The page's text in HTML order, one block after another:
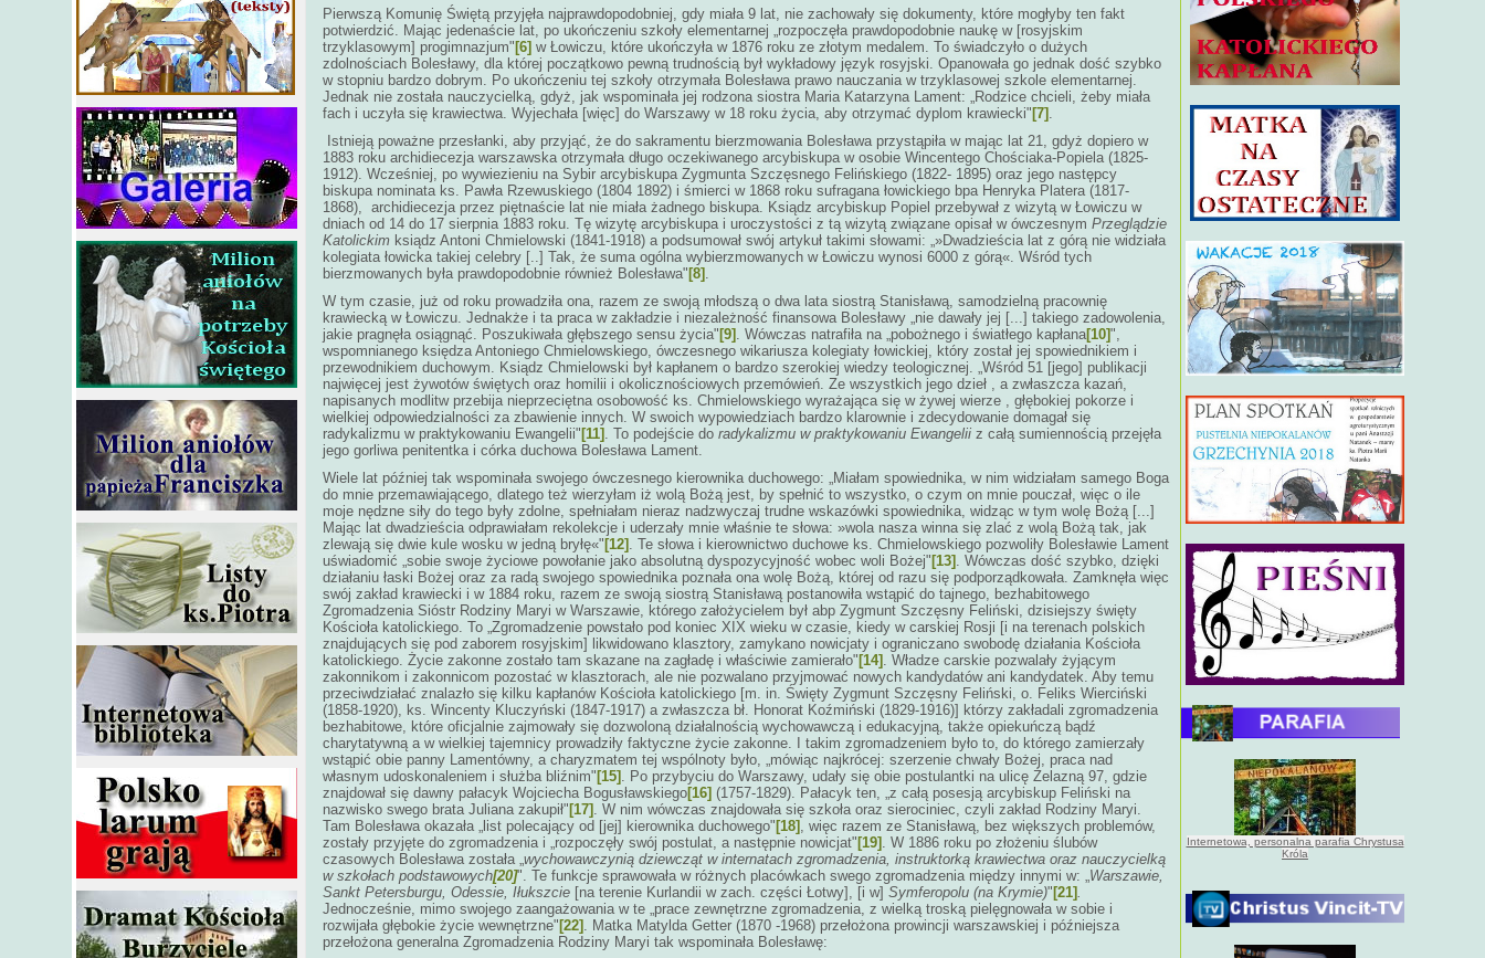
Pierwszą Komunię Świętą przyjęła najprawdopodobniej, gdy miała 9 lat, nie zachowały się dokumenty, które mogłyby ten fakt
potwierdzić. Mając jedenaście lat, po ukończeniu szkoły elementarnej „rozpoczęła prawdopodobnie naukę w [rosyjskim
trzyklasowym] progimnazjum" [6] w Łowiczu, które ukończyła w 1876 roku ze złotym medalem. To świadczyło o dużych
zdolnościach Bolesławy, dla której początkowo pewną trudnością był wykładowy język rosyjski. Opanowała go jednak dość szybko
w stopniu bardzo dobrym. Po ukończeniu tej szkoły otrzymała Bolesława prawo nauczania w trzyklasowej szkole elementarnej.
Jednak nie została nauczycielką, gdyż, jak wspominała jej rodzona siostra Maria Katarzyna Lament: „Rodzice chcieli, żeby miała
fach i uczyła się krawiectwa. Wyjechała [więc] do Warszawy w 18 roku życia, aby otrzymać dyplom krawiecki" [7] .
Istnieją poważne przesłanki, aby przyjąć, że do sakramentu bierzmowania Bolesława przystąpiła w mając lat 21, gdyż dopiero w
1883 roku archidiecezja warszawska otrzymała długo oczekiwanego arcybiskupa w osobie Wincentego Chościaka-Popiela (1825-
1912). Wcześniej, po wywiezieniu na Sybir arcybiskupa Zygmunta Szczęsnego Felińskiego (1822- 1895) oraz jego następcy
biskupa nominata ks. Pawła Rzewuskiego (1804 1892) i śmierci w 1868 roku sufragana łowickiego bpa Henryka Platera (1817-
1868), archidiecezja przez piętnaście lat nie miała żadnego biskupa. Ksiądz arcybiskup Popiel przebywał z wizytą w Łowiczu w
dniach od 14 do 17 sierpnia 1883 roku. Tę wizytę arcybiskupa i uroczystości z tą wizytą związane opisał w ówczesnym Przeglądzie
Katolickim ksiądz Antoni Chmielowski (1841-1918) a podsumował swój artykuł takimi słowami: „»Dwadzieścia lat z górą nie widziała
kolegiata łowicka takiej celebry [..] Tak, że suma ogólna wybierzmowanych w Łowiczu wynosi 6000 z górą«. Wśród tych
bierzmowanych była prawdopodobnie również Bolesława" [8] .
W tym czasie, już od roku prowadziła ona, razem ze swoją młodszą o dwa lata siostrą Stanisławą, samodzielną pracownię
krawiecką w Łowiczu. Jednakże i ta praca w zakładzie i niezależność finansowa Bolesławy „nie dawały jej [...] takiego zadowolenia,
jakie pragnęła osiągnąć. Poszukiwała głębszego sensu życia" [9] . Wówczas natrafiła na „pobożnego i światłego kapłana[10]",
wspomnianego księdza Antoniego Chmielowskiego, ówczesnego wikariusza kolegiaty łowickiej, który został jej spowiednikiem i
przewodnikiem duchowym. Ksiądz Chmielowski był kapłanem o bardzo szerokiej wiedzy teologicznej. „Wśród 51 [jego] publikacji
najwięcej jest żywotów świętych oraz homilii i okolicznościowych przemówień. Ze wszystkich jego dzieł , a zwłaszcza kazań,
napisanych modlitw przebija nieprzeciętna osobowość ks. Chmielowskiego wyrażająca się w żywej wierze , głębokiej pokorze i
wielkiej odpowiedzialności za zbawienie innych. W swoich wypowiedziach bardzo klarownie i zdecydowanie domagał się
radykalizmu w praktykowaniu Ewangelii" [11] . To podejście do radykalizmu w praktykowaniu Ewangeliiz całą sumiennością przejęła
jego gorliwa penitentka i córka duchowa Bolesława Lament.
Wiele lat później tak wspominała swojego ówczesnego kierownika duchowego: „Miałam spowiednika, w nim widziałam samego Boga
do mnie przemawiającego, dlatego też wierzyłam iż wolą Bożą jest, by spełnić to wszystko, o czym on mnie pouczał, więc o ile
moje nędzne siły do tego były zdolne, spełniałam nieraz nadzwyczaj trudne wskazówki spowiednika, widząc w tym wolę Bożą [...]
Mając lat dwadzieścia odprawiałam rekolekcje i uderzały mnie właśnie te słowa: »wola nasza winna się zlać z wolą Bożą tak, jak
zlewają się dwie kule wosku w jedną bryłę«" [12] . Te słowa i kierownictwo duchowe ks. Chmielowskiego pozwoliły Bolesławie Lament
uświadomić „sobie swoje życiowe powołanie jako absolutną dyspozycyjność wobec woli Bożej" [13] . Wówczas dość szybko, dzięki
działaniu łaski Bożej oraz za radą swojego spowiednika poznała ona wolę Bożą, której od razu się podporządkowała. Zamknęła więc
swój zakład krawiecki i w 1884 roku, razem ze swoją siostrą Stanisławą postanowiła wstąpić do tajnego, bezhabitowego
Zgromadzenia Sióstr Rodziny Maryi w Warszawie, którego założycielem był abp Zygmunt Szczęsny Feliński, dzisiejszy święty
Kościoła katolickiego. To „Zgromadzenie powstało pod koniec XIX wieku w czasie, kiedy w carskiej Rosji [i na terenach polskich
znajdujących się pod zaborem rosyjskim] likwidowano klasztory, zamykano nowicjaty i ograniczano swobodę działania Kościoła
katolickiego. Życie zakonne zostało tam skazane na zagładę i właściwie zamierało" [14] . Władze carskie pozwalały żyjącym
zakonnikom i zakonnicom pozostać w klasztorach, ale nie pozwalano przyjmować nowych kandydatów ani kandydatek. Aby temu
przeciwdziałać znalazło się kilku kapłanów Kościoła katolickiego [m. in. Święty Zygmunt Szczęsny Feliński, o. Feliks Wierciński
(1858-1920), ks. Wincenty Kluczyński (1847-1917) a zwłaszcza bł. Honorat Koźmiński (1829-1916)] którzy zakładali zgromadzenia
bezhabitowe, które oficjalnie zajmowały się dozwoloną działalnością wychowawczą i edukacyjną, także opiekuńczą bądź
charytatywną a w wielkiej tajemnicy prowadziły faktyczne życie zakonne. I takim zgromadzeniem było to, do którego zamierzały
wstąpić obie panny Lamentówny, a charyzmatem tej wspólnoty było, „mówiąc najkrócej: szerzenie chwały Bożej, praca nad
własnym udoskonaleniem i służba bliźnim" [15] . Po przybyciu do Warszawy, udały się obie postulantki na ulicę Żelazną 97, gdzie
znajdował się dawny pałacyk Wojciecha Bogusławskiego[16] (1757-1829). Pałacyk ten, „z całą posesją arcybiskup Feliński na
nazwisko swego brata Juliana zakupił" [17] . W nim wówczas znajdowała się szkoła oraz sierociniec, czyli zakład Rodziny Maryi.
Tam Bolesława okazała „list polecający od [jej] kierownika duchowego" [18] , więc razem ze Stanisławą, bez większych problemów,
zostały przyjęte do zgromadzenia i „rozpoczęły swój postulat, a następnie nowicjat" [19] . W 1886 roku po złożeniu ślubów
czasowych Bolesława została „wychowawczynią dziewcząt w internatach zgromadzenia, instruktorką krawiectwa oraz nauczycielką
w szkołach podstawowych[20]". Te funkcje sprawowała w różnych placówkach swego zgromadzenia między innymi w: „Warszawie,
Sankt Petersburgu, Odessie, Iłukszcie[na terenie Kurlandii w zach. części Łotwy], [i w] Symferopolu (na Krymie)" [21].
Jednocześnie, mimo swojego zaangażowania w te „prace zewnętrzne zgromadzenia, z wielką troską pielęgnowała w sobie i
rozwijała głębokie życie wewnętrzne" [22] . Matka Matylda Getter (1870 -1968) przełożona prowincji warszawskiej i późniejsza
przełożona generalna Zgromadzenia Rodziny Maryi tak wspominała Bolesławę:
Internetowa, personalna parafia Chrystusa
Króla
BEZPOŚREDNICH(na żywo)